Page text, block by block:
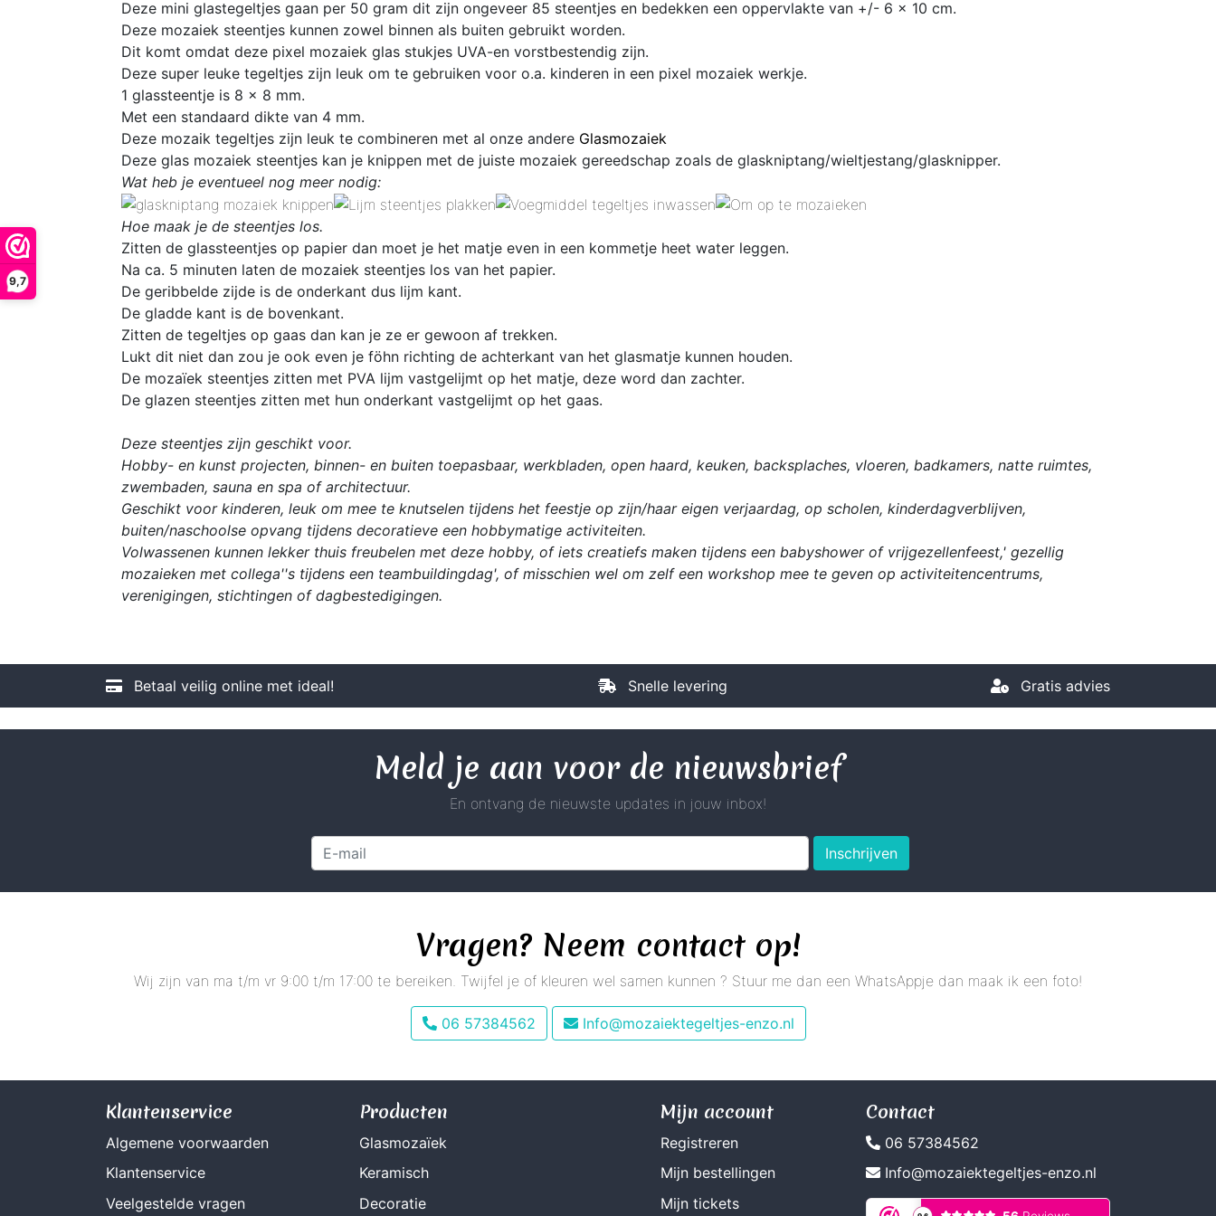
9,7
Deze mini glastegeltjes gaan per 50 gram dit zijn ongeveer 85 steentjes en bedekken een oppervlakte van +/- 6 x 10 cm.
Deze mozaiek steentjes kunnen zowel binnen als buiten gebruikt worden.
Dit komt omdat deze pixel mozaiek glas stukjes UVA-en vorstbestendig zijn.
Deze super leuke tegeltjes zijn leuk om te gebruiken voor o.a. kinderen in een pixel mozaiek werkje.
1 glassteentje is 8 x 8 mm.
Met een standaard dikte van 4 mm.
Deze mozaik tegeltjes zijn leuk te combineren met al onze andere Glasmozaiek
Deze glas mozaiek steentjes kan je knippen met de juiste mozaiek gereedschap zoals de glaskniptang/wieltjestang/glasknipper.
Wat heb je eventueel nog meer nodig:
Hoe maak je de steentjes los.
Zitten de glassteentjes op papier dan moet je het matje even in een kommetje heet water leggen.
Na ca. 5 minuten laten de mozaiek steentjes los van het papier.
De geribbelde zijde is de onderkant dus lijm kant.
De gladde kant is de bovenkant.
Zitten de tegeltjes op gaas dan kan je ze er gewoon af trekken.
Lukt dit niet dan zou je ook even je föhn richting de achterkant van het glasmatje kunnen houden.
De mozaïek steentjes zitten met PVA lijm vastgelijmt op het matje, deze word dan zachter.
De glazen steentjes zitten met hun onderkant vastgelijmt op het gaas.
Deze steentjes zijn geschikt voor.
Hobby- en kunst projecten, binnen- en buiten toepasbaar, werkbladen, open haard, keuken, backsplaches, vloeren, badkamers, natte ruimtes,
zwembaden, sauna en spa of architectuur.
Geschikt voor kinderen, leuk om mee te knutselen tijdens het feestje op zijn/haar eigen verjaardag, op scholen, kinderdagverblijven,
buiten/naschoolse opvang tijdens decoratieve een hobbymatige activiteiten.
Volwassenen kunnen lekker thuis freubelen met deze hobby, of iets creatiefs maken tijdens een babyshower of vrijgezellenfeest,' gezellig
mozaieken met collega''s tijdens een teambuildingdag', of misschien wel om zelf een workshop mee te geven op activiteitencentrums,
verenigingen, stichtingen of dagbestedigingen.
Betaal veilig online met ideal! Snelle levering Gratis advies
Meld je aan voor de nieuwsbrief
En ontvang de nieuwste updates in jouw inbox!
Inschrijven
Vragen? Neem contact op!
Wij zijn van ma t/m vr 9:00 t/m 17:00 te bereiken. Twijfel je of kleuren wel samen kunnen ? Stuur me dan een WhatsAppje dan maak ik een foto!
06 57384562 Info@mozaiektegeltjes-enzo.nl
Klantenservice
Algemene voorwaarden
Klantenservice
Veelgestelde vragen
Producten
Glasmozaïek
Keramisch
Decoratie
Mijn account
Registreren
Mijn bestellingen
Mijn tickets
Contact
06 57384562
Info@mozaiektegeltjes-enzo.nl